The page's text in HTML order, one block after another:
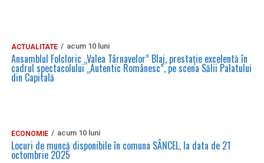
ACTUALITATE acum 10 luni
Ansamblul Folcloric „Valea Târnavelor” Blaj, prestație excelentă în
cadrul spectacolului „Autentic Românesc”, pe scena Sălii Palatului
din Capitală
ECONOMIE acum 10 luni
Locuri de muncă disponibile în comuna SÂNCEL, la data de 21
octombrie 2025